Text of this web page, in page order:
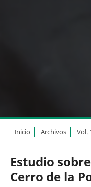
Inicio Archivos Vol.
Estudio
Cerro de la